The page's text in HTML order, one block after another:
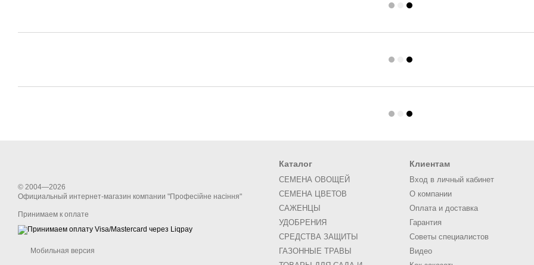
© 2004—2026
Официальный интернет-магазин компании "Професійне насіння"
Принимаем к оплате
Мобильная версия
Каталог
СЕМЕНА ОВОЩЕЙ
СЕМЕНА ЦВЕТОВ
САЖЕНЦЫ
УДОБРЕНИЯ
СРЕДСТВА ЗАЩИТЫ
ГАЗОННЫЕ ТРАВЫ
Клиентам
Вход в личный кабинет
О компании
Оплата и доставка
Гарантия
Советы специалистов
Видео